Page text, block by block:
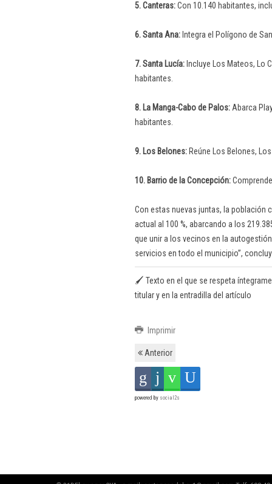
5. Canteras:Con 10.140 habitantes,
6. Santa Ana: Integra el Polígono de
7. Santa Lucía: Incluye Los Mateos, Lo
habitantes.
8. La Manga-Cabo de Palos: Abarca
habitantes.
9. Los Belones: Reúne Los Belones,
10. Barrio de la Concepción:
Con estas nuevas juntas, la población
actual al 100 %, abarcando a los
que unir a los vecinos en la
servicios en todo el municipio”,
🖌️ Texto en el que se respeta
titular y en la entradilla del artículo
Imprimir
Anterior
powered by social2s